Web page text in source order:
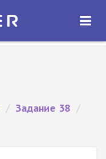
ОТКРЫТЬ
/ Задание 38 /